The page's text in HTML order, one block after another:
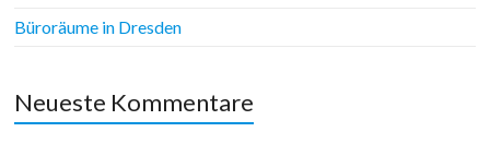
Büroräume in Dresden
Neueste Kommentare